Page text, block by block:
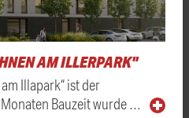
AM ILLERPARK"
Illapark“ ist der
Bauzeit wurde …